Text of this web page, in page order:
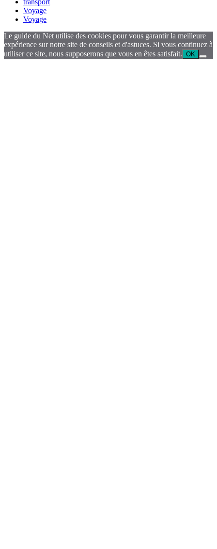
transport
Voyage
Voyage
Le guide du Net utilise des cookies pour vous garantir la meilleure
expérience sur notre site de conseils et d'astuces. Si vous continuez à
utiliser ce site, nous supposerons que vous en êtes satisfait. OK